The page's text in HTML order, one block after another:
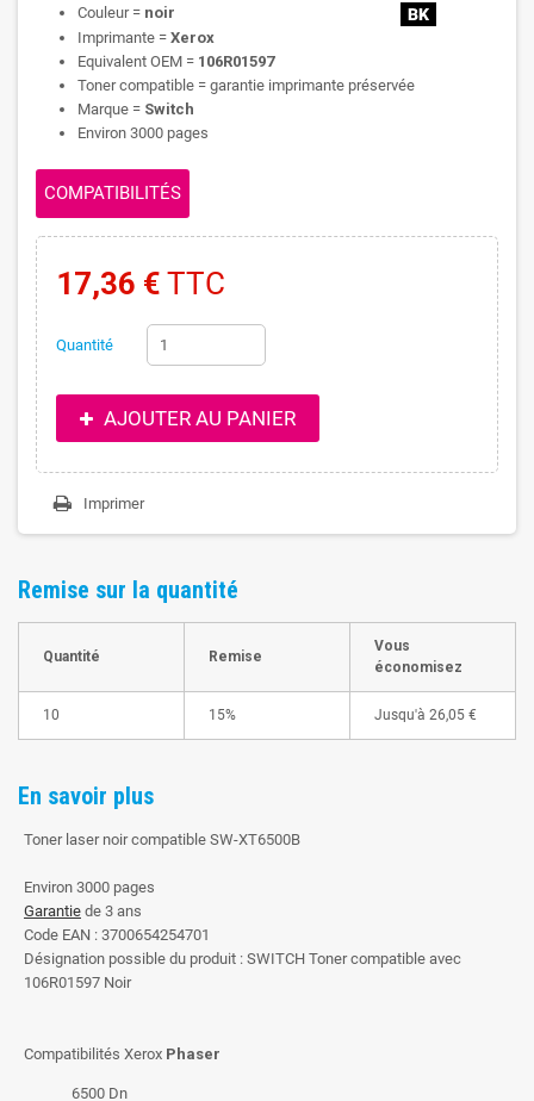
Couleur = noir
Imprimante = Xerox
Equivalent OEM = 106R01597
Toner compatible = garantie imprimante préservée
Marque = Switch
Environ 3000 pages
COMPATIBILITÉS
17,36 € TTC
Quantité
AJOUTER AU PANIER
Imprimer
Remise sur la quantité
Quantité Remise
Vous
économisez
10 15% Jusqu'à 26,05 €
En savoir plus
Toner laser noir compatible SW-XT6500B
Environ 3000 pages
Garantie de 3 ans
Code EAN : 3700654254701
Désignation possible du produit : SWITCH Toner compatible avec
106R01597 Noir
Compatibilités Xerox Phaser
6500 Dn